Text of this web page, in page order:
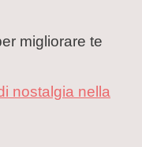
migliorare te
nostalgia nella